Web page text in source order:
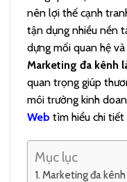
nên lợi thế cạnh
tận dụng nhiều nền
dựng mối quan hệ
Marketing đa kênh
quan trọng giúp
môi trường kinh
Web tìm hiểu chi
Mục lục
Marketing đa kênh